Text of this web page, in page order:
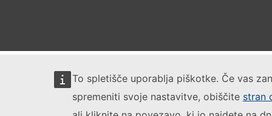
To spletišče uporablja piškotke. Če vas
spremeniti svoje nastavitve, obiščite stran